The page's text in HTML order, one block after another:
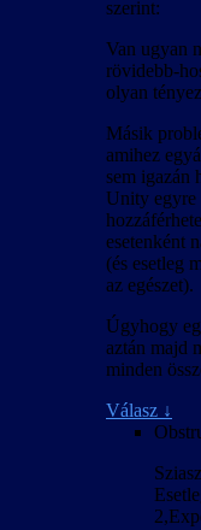
szerint:
Van ugyan
rövidebb-
olyan
Másik
amihez
sem igazán
Unity egyre
esetenként
(és esetleg
az egészet).
Úgyhogy
aztán majd
minden
Válasz ↓